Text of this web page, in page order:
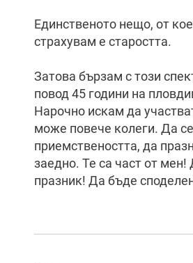
Единственото нещо, от
страхувам е старостта.
Затова бързам с този
повод 45 години на
Нарочно искам да
може повече колеги. Да
приемствеността, да
заедно. Те са част от мен!
празник! Да бъде